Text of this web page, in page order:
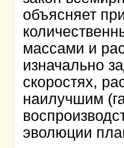
объясняет
массами и
изначально
скоростях,
наилучшим
эволюции